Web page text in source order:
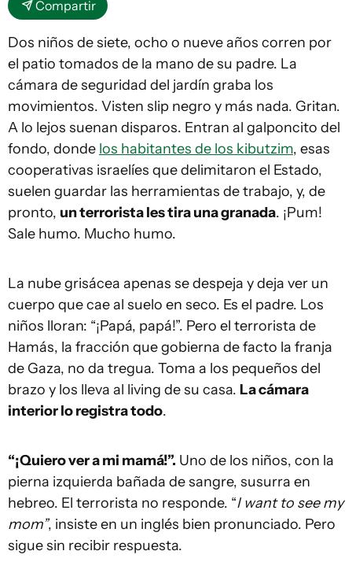
Compartir
Dos niños de siete, ocho o nueve años corren por
el patio tomados de la mano de su padre. La
cámara de seguridad del jardín graba los
movimientos. Visten slip negro y más nada. Gritan.
A lo lejos suenan disparos. Entran al galponcito del
fondo, donde los habitantes de los kibutzim, esas
cooperativas israelíes que delimitaron el Estado,
suelen guardar las herramientas de trabajo, y, de
pronto, un terrorista les tira una granada. ¡Pum!
Sale humo. Mucho humo.
La nube grisácea apenas se despeja y deja ver un
cuerpo que cae al suelo en seco. Es el padre. Los
niños lloran: “¡Papá, papá!”. Pero el terrorista de
Hamás, la fracción que gobierna de facto la franja
de Gaza, no da tregua. Toma a los pequeños del
brazo y los lleva al living de su casa. La cámara
interior lo registra todo.
“¡Quiero ver a mi mamá!”. Uno de los niños, con la
pierna izquierda bañada de sangre, susurra en
hebreo. El terrorista no responde. “I want to see my
mom”, insiste en un inglés bien pronunciado. Pero
sigue sin recibir respuesta.